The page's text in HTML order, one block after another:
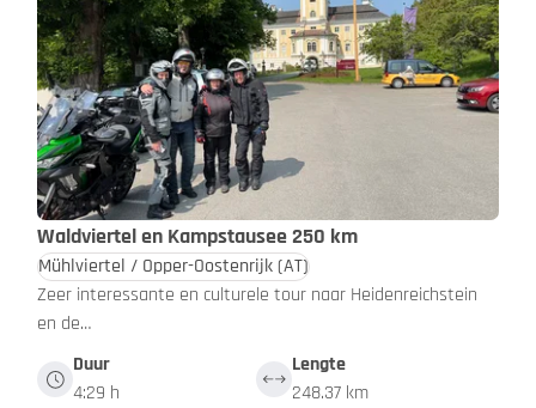
Waldviertel en Kampstausee 250 km
Mühlviertel / Opper-Oostenrijk(AT)
Zeer interessante en culturele tour naar Heidenreichstein
en de…
Duur
4:29 h
Lengte
248.37 km